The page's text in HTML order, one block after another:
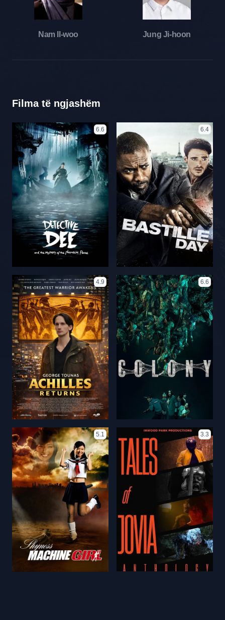
Nam Il-woo Jung Ji-hoon
Filma të ngjashëm
6.6 6.4
4.9 6.6
5.1 3.3